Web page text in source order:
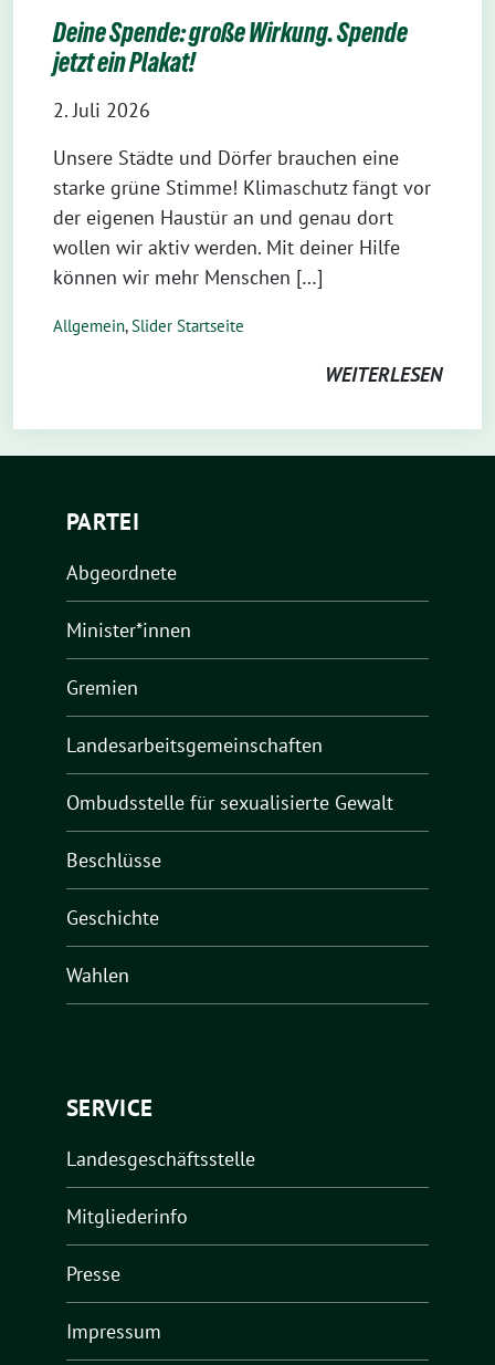
Deine Spende: große Wirkung. Spende
jetzt ein Plakat!
2. Juli 2026
Unsere Städte und Dörfer brauchen eine
starke grüne Stimme! Klimaschutz fängt vor
der eigenen Haustür an und genau dort
wollen wir aktiv werden. Mit deiner Hilfe
können wir mehr Menschen […]
Allgemein,Slider Startseite
WEITERLESEN
PARTEI
Abgeordnete
Minister*innen
Gremien
Landesarbeitsgemeinschaften
Ombudsstelle für sexualisierte Gewalt
Beschlüsse
Geschichte
Wahlen
SERVICE
Landesgeschäftsstelle
Mitgliederinfo
Presse
Impressum